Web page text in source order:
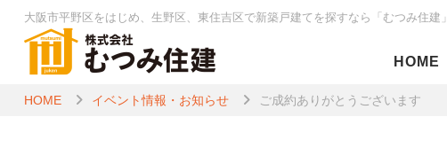
大阪市平野区をはじめ、生野区、東住吉区で新築戸建てを探すなら 「むつみ住建」
HOME
HOME イベント情報・お知らせ ご成約ありがとうございます